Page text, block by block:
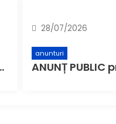
Buzău – Etapa a 4-a
28/07/2026
anunturi